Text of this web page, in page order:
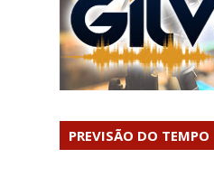
PREVISÃO DO TEMPO